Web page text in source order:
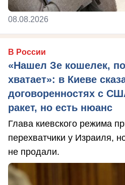
08.08.2026
В России
«Нашел Зе кошелек,
хватает»: в Киеве
договоренностях с
ракет, но есть нюанс
Глава киевского режима
перехватчики у Израиля,
не продали.